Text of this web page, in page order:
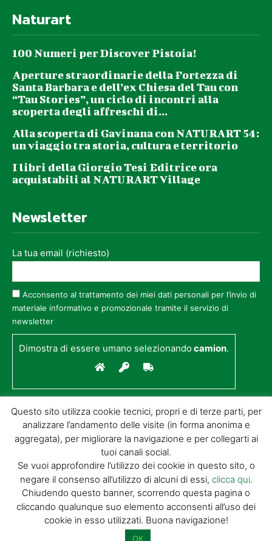
Naturart
100 Numeri per Discover Pistoia!
Aperture straordinarie della Fortezza di
Santa Barbara e dell’ex Chiesa del Tau con
“Tau Stories”, un ciclo di incontri alla
scoperta degli affreschi di...
Alla scoperta di Gavinana con NATURART 54:
un viaggio tra storia, cultura e territorio
I libri della Giorgio Tesi Editrice ora
acquistabili al NATURART Village
Newsletter
La tua email (richiesto)
Acconsento al trattamento dei miei dati personali per l’invio di
materiale informativo e promozionale tramite il servizio di
newsletter
Dimostra di essere umano selezionandocamion.
© GIORGIO TESI EDITRICE S.R.L. | P.IVA
01732650476 | VIA DI BADIA 14 – 51100 LOC.
BOTTEGONE (PISTOIA) |POWERED BY
ALLYMIND
Cookie Policy
Condizioni
di vendita|Site Map
Questo sito utilizza cookie tecnici, propri e di terze parti, per
analizzare l’andamento delle visite (in forma anonima e
aggregata), per migliorare la navigazione e per collegarti ai
tuoi canali social.
Se vuoi approfondire l’utilizzo dei cookie in questo sito, o
negare il consenso all’utilizzo di alcuni di essi, clicca qui.
Chiudendo questo banner, scorrendo questa pagina o
cliccando qualunque suo elemento acconsenti all’uso dei
cookie in esso utilizzati. Buona navigazione!
OK